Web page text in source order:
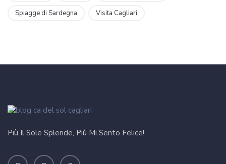
Spiagge di Sardegna Visita Cagliari
Più Il Sole Splende, Più Mi Sento Felice!